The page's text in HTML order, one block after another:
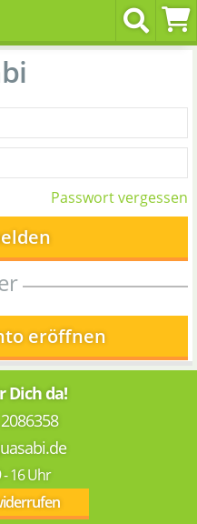
Passwort vergessen
eröffnen
Dich da!
16 Uhr